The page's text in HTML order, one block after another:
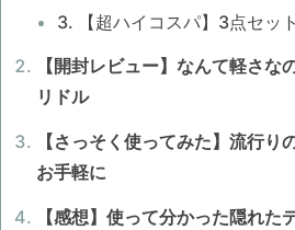
3. 【超ハイコスパ】3点セッ
【開封レビュー】なんて軽さな
リドル
【さっそく使ってみた】流行り
お手軽に
【感想】使って分かった隠れた